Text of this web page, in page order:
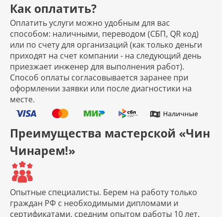
Как оплатить?
Оплатить услуги можно удобным для вас
способом: наличными, переводом (СБП, QR код)
или по счету для организаций (как только деньги
приходят на счет компании - на следующий день
приезжает инженер для выполнения работ).
Способ оплаты согласовывается заранее при
оформлении заявки или после диагностики на
месте.
Преимущества мастерской «Чин
Чинарем!»
Опытные специалисты. Берем на работу только
граждан РФ с необходимыми дипломами и
сертификатами, средним опытом работы 10 лет.